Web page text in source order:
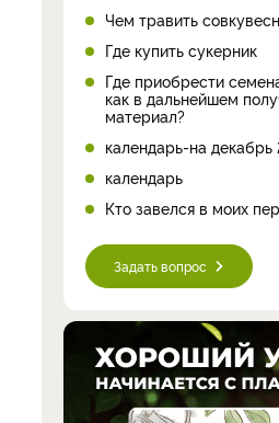
Чем травить
Где купить сукерник
Где приобрести
как в дальнейшем
материал?
календарь-на декабрь
календарь
Кто завелся в моих
Задать вопрос